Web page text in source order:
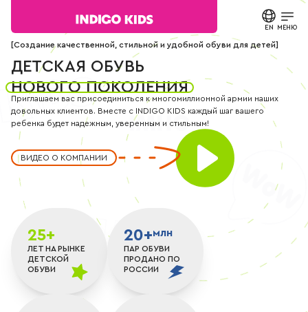
EN МЕНЮ
Поиск в
каталоге
КАТАЛОГ
О БРЕНДЕ
НОВОСТИ
ПАРТНЕРАМ
МАГАЗИНЫ
КОНТАКТЫ
сообщения
обработку
персональных
Политика
конфиденциальности
*
все
обязательны
к
заполнению
[Создание качественной, стильной и удобной обуви для детей]
детская обувь нового поколения
ДЕТСКАЯ ОБУВЬ
НОВОГО ПОКОЛЕНИЯ
Приглашаем вас присоединиться к многомиллионной армии наших
довольных клиентов. Вместе с INDIGO KIDS каждый шаг вашего
ребенка будет надежным, уверенным и стильным!
ВИДЕО О КОМПАНИИ
25+
ЛЕТ НА РЫНКЕ
ДЕТСКОЙ
ОБУВИ
20+млн
ПАР ОБУВИ
ПРОДАНО ПО
РОССИИ